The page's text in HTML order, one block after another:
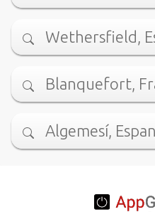
Wethersfield,
Blanquefort,
Algemesí,